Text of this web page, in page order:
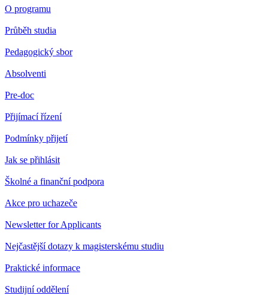
O programu
Průběh studia
Pedagogický sbor
Absolventi
Pre-doc
Přijímací řízení
Podmínky přijetí
Jak se přihlásit
Školné a finanční podpora
Akce pro uchazeče
Newsletter for Applicants
Nejčastější dotazy k magisterskému studiu
Praktické informace
Studijní oddělení